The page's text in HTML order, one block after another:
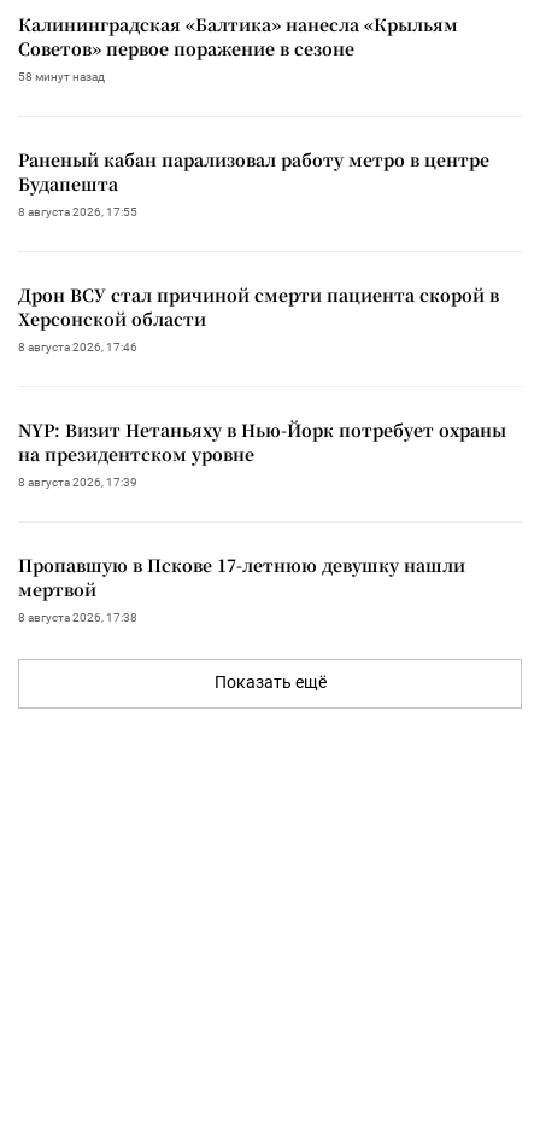
Калининградская «Балтика» нанесла «Крыльям
Советов» первое поражение в сезоне
58 минут назад
Раненый кабан парализовал работу метро в центре
Будапешта
8 августа 2026, 17:55
Дрон ВСУ стал причиной смерти пациента скорой в
Херсонской области
8 августа 2026, 17:46
NYP: Визит Нетаньяху в Нью-Йорк потребует охраны
на президентском уровне
8 августа 2026, 17:39
Пропавшую в Пскове 17-летнюю девушку нашли
мертвой
8 августа 2026, 17:38
Показать ещё